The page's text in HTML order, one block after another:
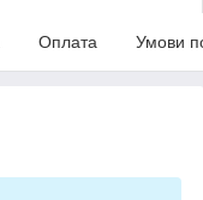
Оплата Умови